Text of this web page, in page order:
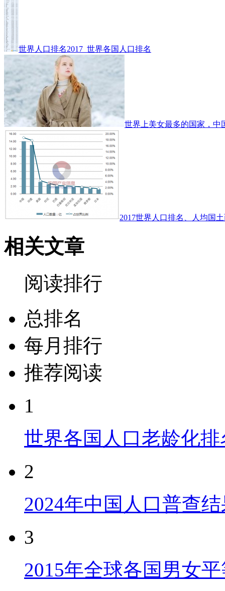
世界人口排名2017_世界各国人口排名
世界上美女最多的国家，中
2017世界人口排名、人均国
相关文章
阅读排行
总排名
每月排行
推荐阅读
1
世界各国人口老龄化
2
2024年中国人口普查
3
2015年全球各国男女